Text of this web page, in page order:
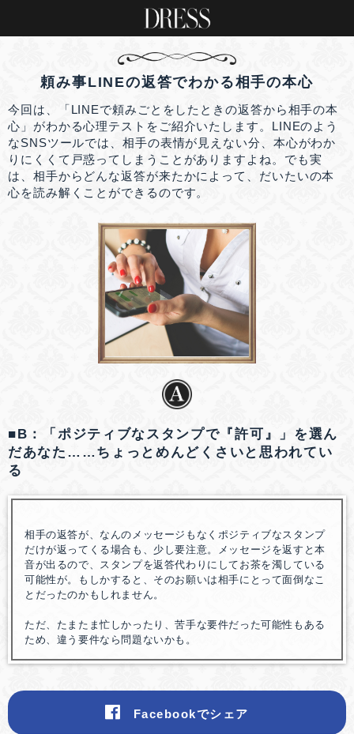
頼み事LINEの返答でわかる相手の本心
今回は、「LINEで頼みごとをしたときの返答から相手の本
心」がわかる心理テストをご紹介いたします。LINEのよう
なSNSツールでは、相手の表情が見えない分、本心がわか
りにくくて戸惑ってしまうことがありますよね。でも実
は、相手からどんな返答が来たかによって、だいたいの本
心を読み解くことができるのです。
■B：「ポジティブなスタンプで『許可』」を選ん
だあなた……ちょっとめんどくさいと思われてい
る
相手の返答が、なんのメッセージもなくポジティブなスタンプ
だけが返ってくる場合も、少し要注意。メッセージを返すと本
音が出るので、スタンプを返答代わりにしてお茶を濁している
可能性が。もしかすると、そのお願いは相手にとって面倒なこ
とだったのかもしれません。
ただ、たまたま忙しかったり、苦手な要件だった可能性もある
ため、違う要件なら問題ないかも。
Facebookでシェア